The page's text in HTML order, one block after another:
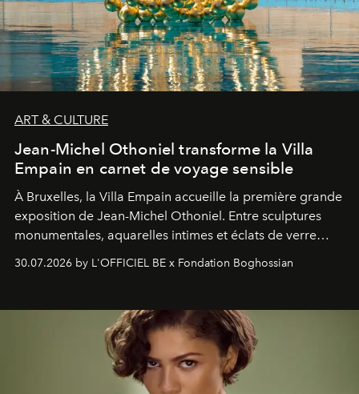
ART & CULTURE
Jean-Michel Othoniel transforme la Villa
Empain en carnet de voyage sensible
À Bruxelles, la Villa Empain accueille la première grande
exposition de Jean-Michel Othoniel. Entre sculptures
monumentales, aquarelles intimes et éclats de verre
émotionnel où chaque œuvre devient le souvenir
émerveillement.
30.07.2026 by L'OFFICIEL BE x Fondation Boghossian